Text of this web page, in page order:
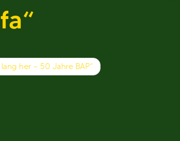
her – 50 Jahre BAP“